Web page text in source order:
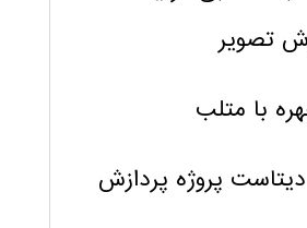
تصویر
با متلب
پروژه پردازش